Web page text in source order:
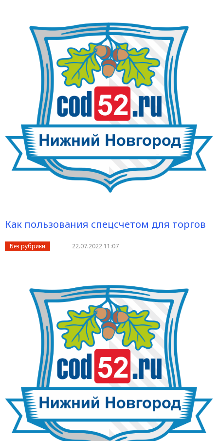
Как пользования спецсчетом для торгов
Без рубрики 22.07.2022 11:07